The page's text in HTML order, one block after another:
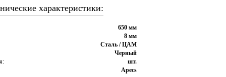
характеристики:
650 мм
8 мм
Сталь / ЦАМ
Черный
шт.
Apecs